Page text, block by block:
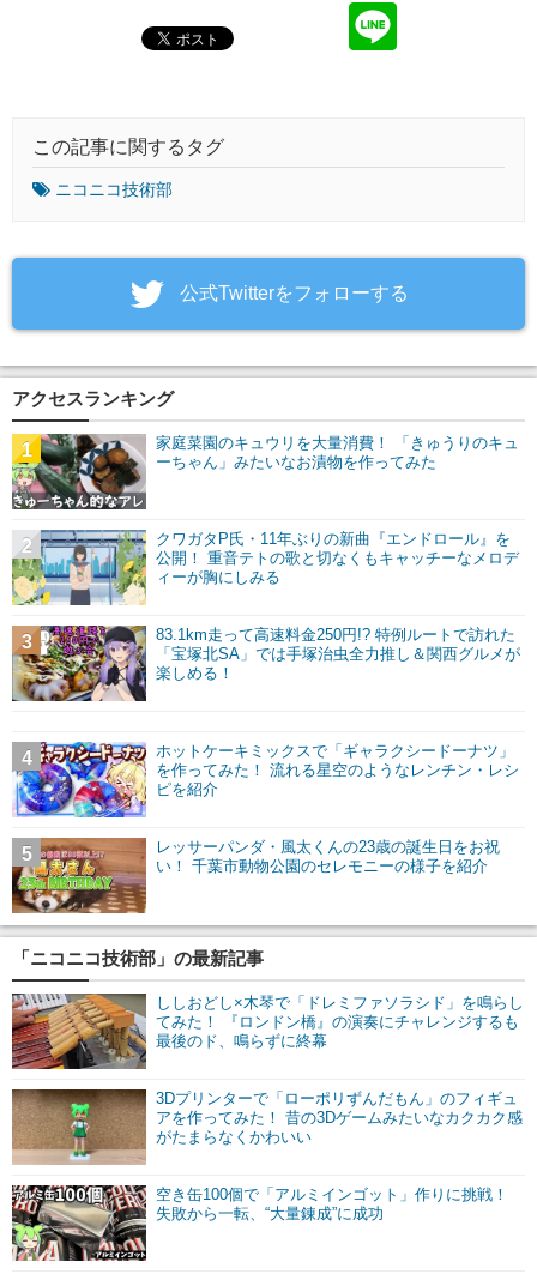
この記事に関するタグ
ニコニコ技術部
‎公式Twitterをフォローする
アクセスランキング
家庭菜園のキュウリを大量消費！ 「きゅうりのキュ
ーちゃん」みたいなお漬物を作ってみた
1
クワガタP氏・11年ぶりの新曲『エンドロール』を
公開！ 重音テトの歌と切なくもキャッチーなメロデ
ィーが胸にしみる
2
83.1km走って高速料金250円!? 特例ルートで訪れた
「宝塚北SA」では手塚治虫全力推し＆関西グルメが
楽しめる！
3
ホットケーキミックスで「ギャラクシードーナツ」
を作ってみた！ 流れる星空のようなレンチン・レシ
ピを紹介
4
レッサーパンダ・風太くんの23歳の誕生日をお祝
い！ 千葉市動物公園のセレモニーの様子を紹介
5
「ニコニコ技術部」の最新記事
ししおどし×木琴で「ドレミファソラシド」を鳴らし
てみた！ 『ロンドン橋』の演奏にチャレンジするも
最後のド、鳴らずに終幕
3Dプリンターで「ローポリずんだもん」のフィギュ
アを作ってみた！ 昔の3Dゲームみたいなカクカク感
がたまらなくかわいい
空き缶100個で「アルミインゴット」作りに挑戦！
失敗から一転、“大量錬成”に成功